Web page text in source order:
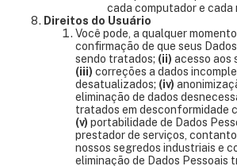
cada computador e cada
Direitos do Usuário
Você pode, a qualquer
confirmação de que seus
sendo tratados; (ii) acesso aos
(iii) correções a dados
desatualizados; (iv)
eliminação de dados
tratados em desconformidade
(v) portabilidade de Dados
prestador de serviços,
nossos segredos industriais e
eliminação de Dados Pessoais